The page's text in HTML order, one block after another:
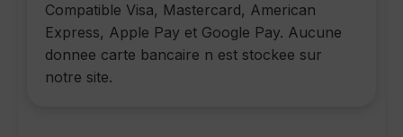
Compatible Visa, Mastercard, American
Express, Apple Pay et Google Pay. Aucune
donnee carte bancaire n est stockee sur
notre site.